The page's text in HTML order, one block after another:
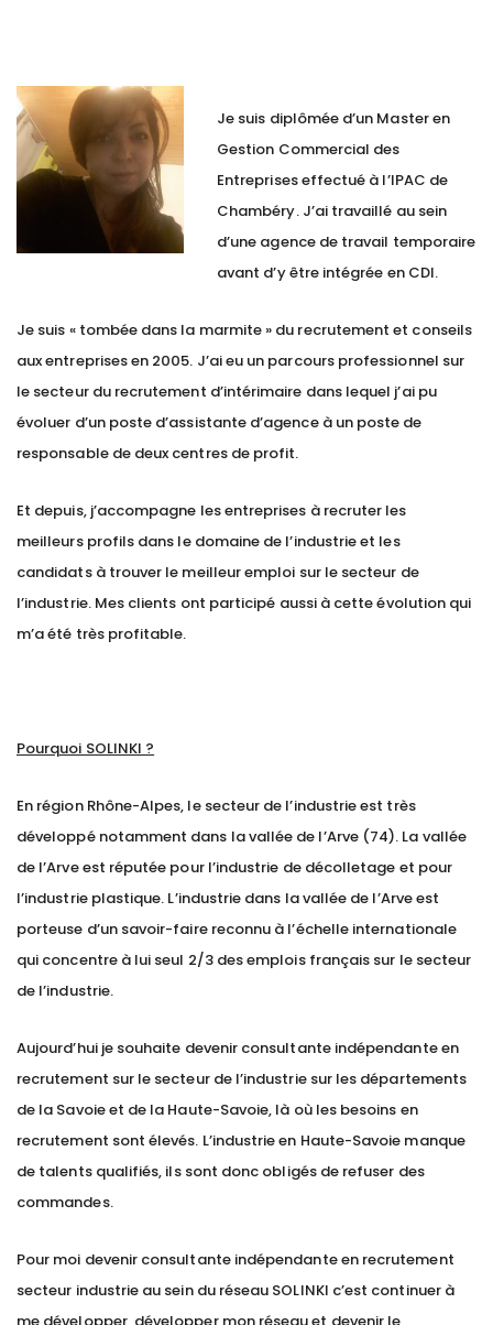
Je suis diplômée d’un Master en
Gestion Commercial des
Entreprises effectué à l’IPAC de
Chambéry. J’ai travaillé au sein
d’une agence de travail temporaire
avant d’y être intégrée en CDI.
Je suis « tombée dans la marmite » du recrutement et conseils
aux entreprises en 2005. J’ai eu un parcours professionnel sur
le secteur du recrutement d’intérimaire dans lequel j’ai pu
évoluer d’un poste d’assistante d’agence à un poste de
responsable de deux centres de profit.
Et depuis, j’accompagne les entreprises à recruter les
meilleurs profils dans le domaine de l’industrie et les
candidats à trouver le meilleur emploi sur le secteur de
l’industrie. Mes clients ont participé aussi à cette évolution qui
m’a été très profitable.
Pourquoi SOLINKI ?
En région Rhône-Alpes, le secteur de l’industrie est très
développé notamment dans la vallée de l’Arve (74). La vallée
de l’Arve est réputée pour l’industrie de décolletage et pour
l’industrie plastique. L’industrie dans la vallée de l’Arve est
porteuse d’un savoir-faire reconnu à l’échelle internationale
qui concentre à lui seul 2/3 des emplois français sur le secteur
de l’industrie.
Aujourd’hui je souhaite devenir consultante indépendante en
recrutement sur le secteur de l’industrie sur les départements
de la Savoie et de la Haute-Savoie, là où les besoins en
recrutement sont élevés. L’industrie en Haute-Savoie manque
de talents qualifiés, ils sont donc obligés de refuser des
commandes.
Pour moi devenir consultante indépendante en recrutement
secteur industrie au sein du réseau SOLINKI c’est continuer à